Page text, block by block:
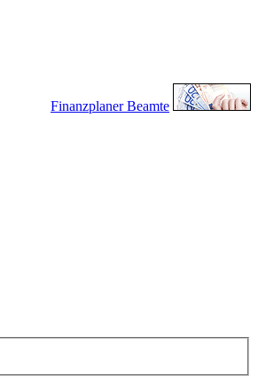
Finanzplaner Beamte